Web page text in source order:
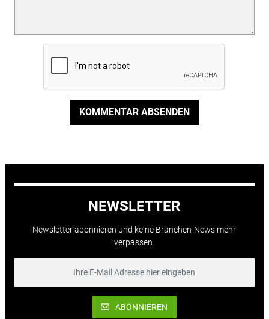
KOMMENTAR ABSENDEN
NEWSLETTER
Newsletter abonnieren und keine Branchen-News mehr
verpassen.
ABONNIEREN